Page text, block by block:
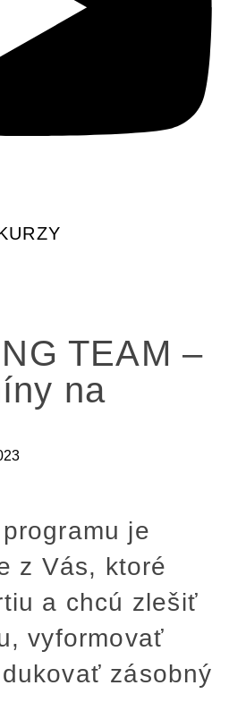
TEAM –
na
je
z Vás, ktoré
a chcú zlešiť
vyformovať
zásobný